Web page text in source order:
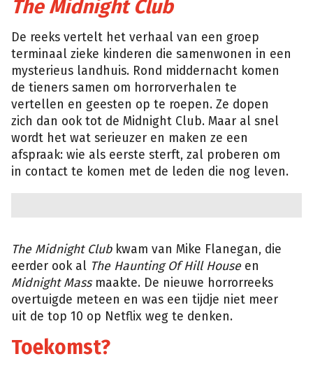
The Midnight Club
De reeks vertelt het verhaal van een groep
terminaal zieke kinderen die samenwonen in een
mysterieus landhuis. Rond middernacht komen
de tieners samen om horrorverhalen te
vertellen en geesten op te roepen. Ze dopen
zich dan ook tot de Midnight Club. Maar al snel
wordt het wat serieuzer en maken ze een
afspraak: wie als eerste sterft, zal proberen om
in contact te komen met de leden die nog leven.
The Midnight Club kwam van Mike Flanegan, die
eerder ook al The Haunting Of Hill House en
Midnight Massmaakte. De nieuwe horrorreeks
overtuigde meteen en was een tijdje niet meer
uit de top 10 op Netflix weg te denken.
Toekomst?